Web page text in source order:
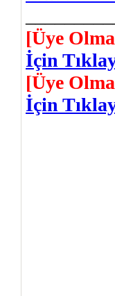
[Üye
İçin
[Üye
İçin